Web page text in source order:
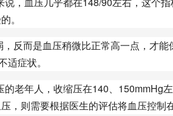
。
而是血压稍微比正常高一点，才能
症状。
年人，收缩压在140、150mmHg
，则需要根据医生的评估将血压控制